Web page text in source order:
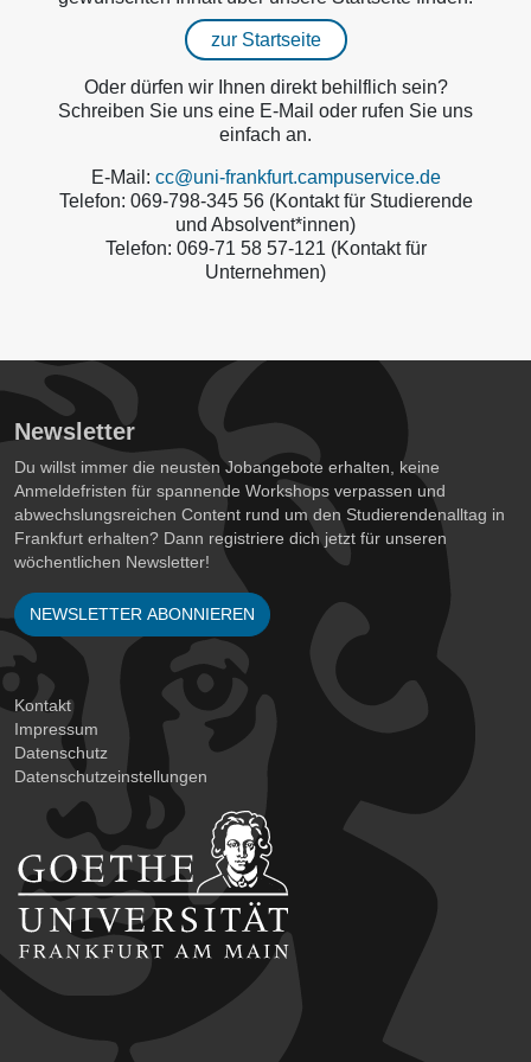
zur Startseite
Oder dürfen wir Ihnen direkt behilflich sein?
Schreiben Sie uns eine E-Mail oder rufen Sie uns
einfach an.
E-Mail: cc@uni-frankfurt.campuservice.de
Telefon: 069-798-345 56 (Kontakt für Studierende
und Absolvent*innen)
Telefon: 069-71 58 57-121 (Kontakt für
Unternehmen)
Newsletter
Du willst immer die neusten Jobangebote erhalten, keine
Anmeldefristen für spannende Workshops verpassen und
abwechslungsreichen Content rund um den Studierendenalltag in
Frankfurt erhalten? Dann registriere dich jetzt für unseren
wöchentlichen Newsletter!
NEWSLETTER ABONNIEREN
Kontakt
Impressum
Datenschutz
Datenschutzeinstellungen